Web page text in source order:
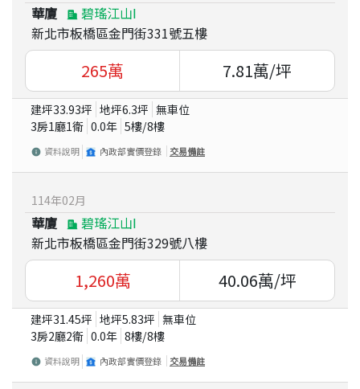
華廈
碧瑤江山Ⅰ
新北市板橋區金門街331號五樓
265萬 7.81萬/坪
建坪33.93坪 地坪6.3坪 無車位
3房1廳1衛 0.0年 5樓/8樓
資料說明 內政部實價登錄 交易備註
114年02月
華廈
碧瑤江山Ⅰ
新北市板橋區金門街329號八樓
1,260萬 40.06萬/坪
建坪31.45坪 地坪5.83坪 無車位
3房2廳2衛 0.0年 8樓/8樓
資料說明 內政部實價登錄 交易備註